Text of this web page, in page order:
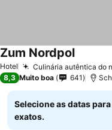
Hotel Culinária autêntica do
Zum Nordpol
8,3 Muito boa 641
Selecione as datas
exatos.